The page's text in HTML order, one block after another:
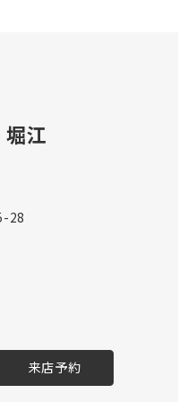
江
28
来店予約